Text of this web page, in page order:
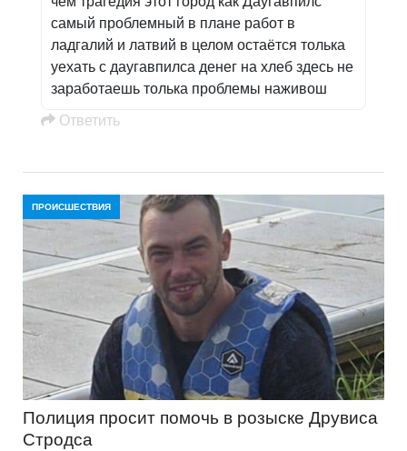
самый проблемный в плане работ в
ладгалий и латвий в целом остаётся толька
уехать с даугавпилса денег на хлеб здесь не
заработаешь толька проблемы наживош
Oтветить
ПРОИСШЕСТВИЯ
Полиция просит помочь в розыске Друвиса
Стродса